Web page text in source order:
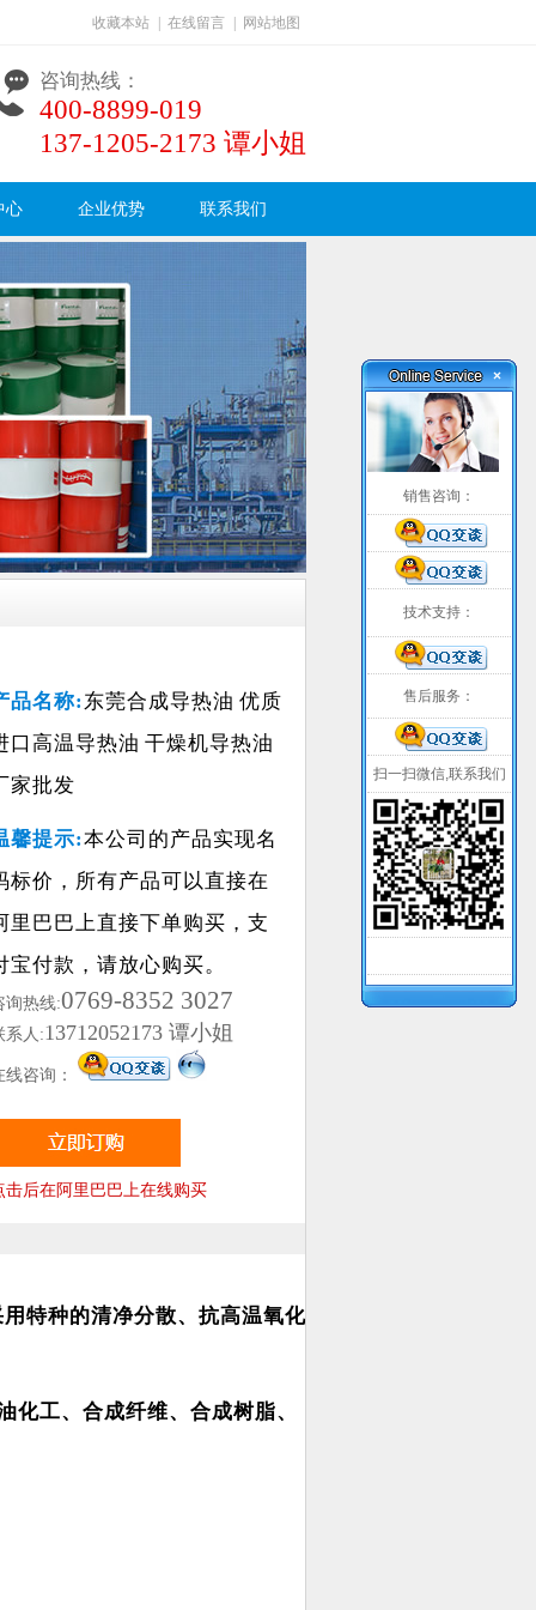
收藏本站 在线留言 网站地图
咨询热线：
400-8899-019
137-1205-2173 谭小姐
心 企业优势 联系我们
品名称:东莞合成导热油 优质
口高温导热油 干燥机导热油
家批发
馨提示:本公司的产品实现名
标价，所有产品可以直接在
里巴巴上直接下单购买，支
宝付款，请放心购买。
询热线:0769-8352 3027
系人:13712052173 谭小姐
线咨询：
击后在阿里巴巴上在线购买
特种的清净分散、抗高温氧化
工、合成纤维、合成树脂、
×
销售咨询：
技术支持：
售后服务：
扫一扫微信,联系我们